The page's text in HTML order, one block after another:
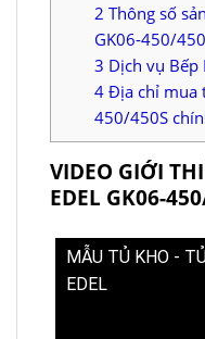
2 Thông số
GK06-450/
3 Dịch vụ Bếp
4 Địa chỉ mua
450/450S
VIDEO GIỚI
EDEL GK06-
MẪU TỦ KHO -
EDEL